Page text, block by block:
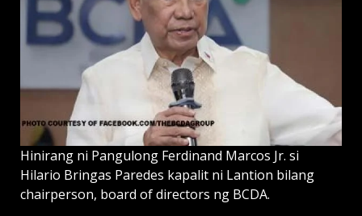
Hinirang ni Pangulong Ferdinand Marcos Jr. si
Hilario Bringas Paredes kapalit ni Lantion bilang
chairperson, board of directors ng BCDA.